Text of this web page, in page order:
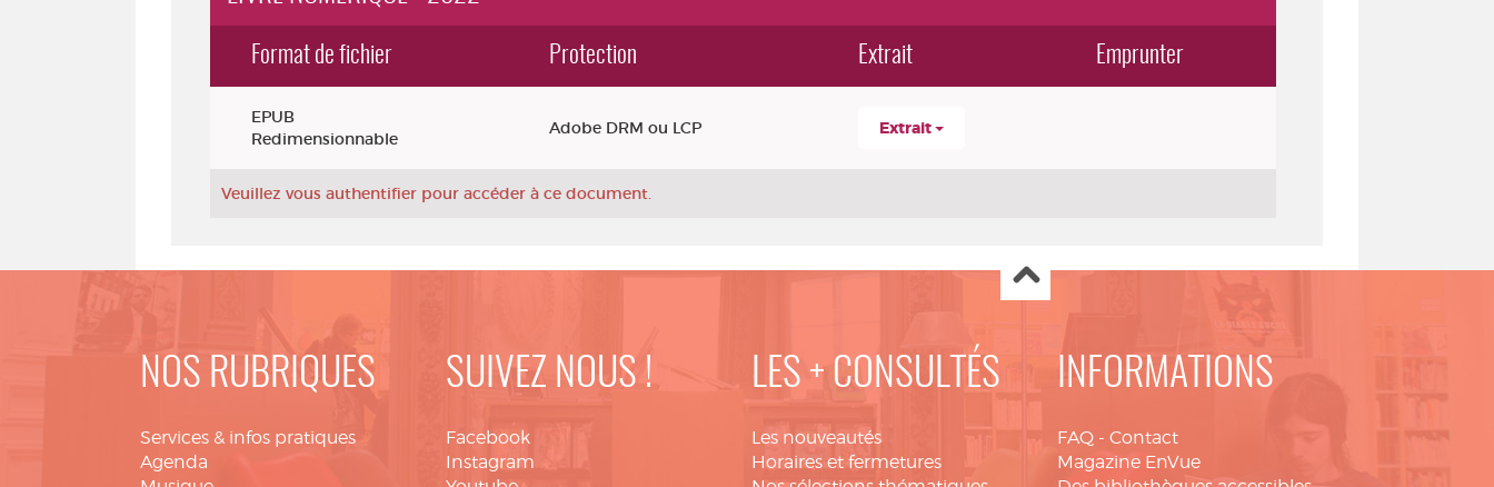
Format de fichier Protection Extrait Emprunter
EPUB
Redimensionnable
Adobe DRM ou LCP Extrait
Veuillez vous authentifier pour accéder à ce document.
NOS RUBRIQUES
Services & infos pratiques
Agenda
SUIVEZ NOUS !
Facebook
Instagram
LES + CONSULTÉS
Les nouveautés
Horaires et fermetures
INFORMATIONS
FAQ - Contact
Magazine EnVue